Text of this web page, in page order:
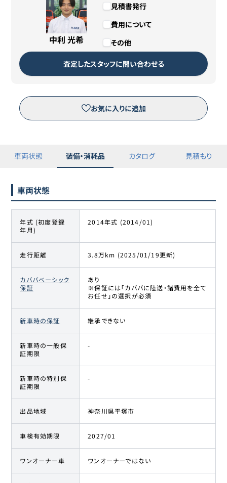
支払総額 765,900円（税込）
カババリースについて詳しくは こちら
※三菱オートリース（株）が運営するピタクルサイトへ移動します。
中利 光希
見積書発行
費用について
その他
査定したスタッフに問い合わせる
お気に入りに追加
車両状態 装備・消耗品 カタログ 見積もり
車両状態
年式 (初度登録
年月)
2014年式 (2014/01)
走行距離 3.8万km (2025/01/19更新)
カババベーシック
保証
あり
※保証には「カババに陸送・諸費用を全て
お任せ」の選択が必須
新車時の保証 継承できない
新車時の一般保
証期限
-
新車時の特別保
証期限
-
出品地域 神奈川県平塚市
車検有効期限 2027/01
ワンオーナー車 ワンオーナーではない